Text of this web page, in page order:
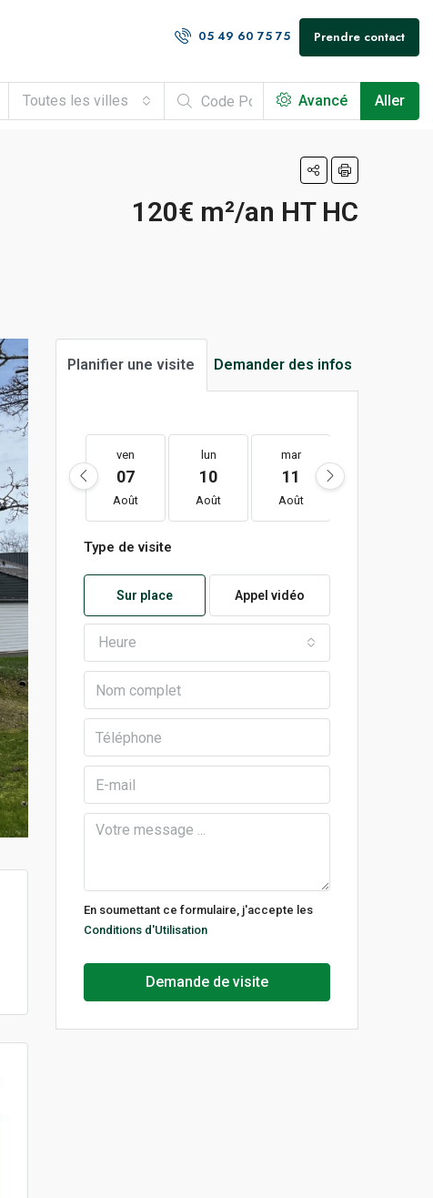
05 49 60 75 75 Prendre contact
Toutes les villes Avancé Aller
120€ m²/an HT HC
Planifier une visite Demander des infos
ven
07
Août
lun
10
Août
mar
11
Août
Type de visite
Sur place Appel vidéo
Heure
En soumettant ce formulaire, j'accepte les
Conditions d'Utilisation
Demande de visite